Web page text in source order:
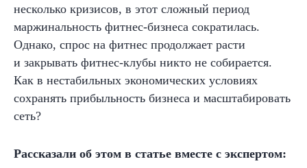
несколько кризисов, в этот сложный период
маржинальность фитнес-бизнеса сократилась.
Однако, спрос на фитнес продолжает расти
и закрывать фитнес-клубы никто не собирается.
Как в нестабильных экономических условиях
сохранять прибыльность бизнеса и масштабировать
сеть?
Рассказали об этом в статье вместе с экспертом: